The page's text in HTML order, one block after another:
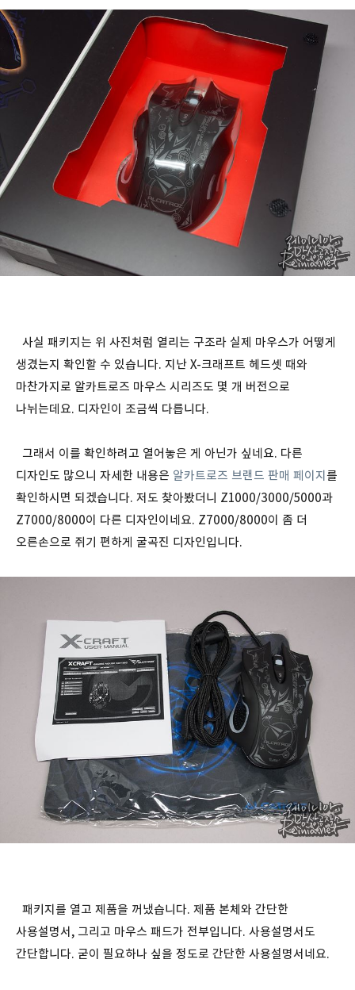
사실 패키지는 위 사진처럼 열리는 구조라 실제 마우스가 어떻게
생겼는지 확인할 수 있습니다. 지난 X-크래프트 헤드셋 때와
마찬가지로 알카트로즈 마우스 시리즈도 몇 개 버전으로
나뉘는데요. 디자인이 조금씩 다릅니다.
그래서 이를 확인하려고 열어놓은 게 아닌가 싶네요. 다른
디자인도 많으니 자세한 내용은 알카트로즈 브랜드 판매 페이지 를
확인하시면 되겠습니다. 저도 찾아봤더니 Z1000/3000/5000과
Z7000/8000이 다른 디자인이네요. Z7000/8000이 좀 더
오른손으로 쥐기 편하게 굴곡진 디자인입니다.
패키지를 열고 제품을 꺼냈습니다. 제품 본체와 간단한
사용설명서, 그리고 마우스 패드가 전부입니다. 사용설명서도
간단합니다. 굳이 필요하나 싶을 정도로 간단한 사용설명서네요.